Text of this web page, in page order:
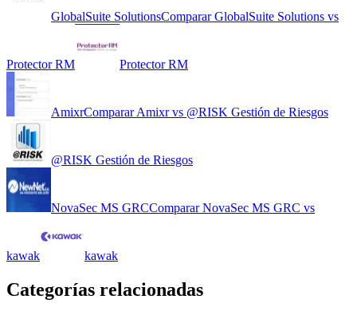
GlobalSuite SolutionsComparar GlobalSuite Solutions vs
Protector RM Protector RM
AmixrCompararAmixrvs @RISK Gestión de Riesgos
@RISK Gestión de Riesgos
NovaSec MS GRCComparar NovaSec MS GRC vs
kawak kawak
Categorías relacionadas